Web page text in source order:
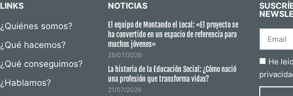
LINKS
¿Quiénes somos?
¿Qué hacemos?
¿Qué conseguimos?
¿Hablamos?
NOTICIAS
El equipo de Montando el Local: «El proyecto se
ha convertido en un espacio de referencia para
muchos jóvenes»
28/07/2026
La historia de la Educación Social: ¿Cómo nació
una profesión que transforma vidas?
21/07/2026
He